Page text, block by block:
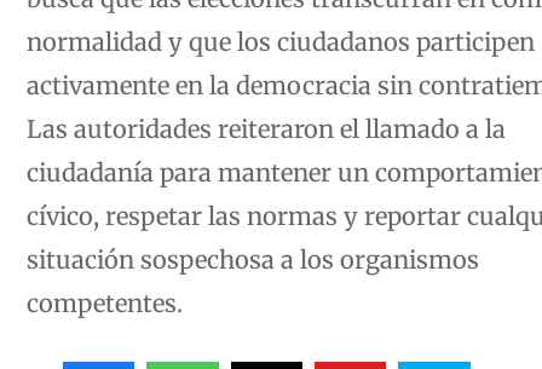
normalidad y que los ciudadanos participen
activamente en la democracia sin
Las autoridades reiteraron el llamado a la
ciudadanía para mantener un
cívico, respetar las normas y reportar
situación sospechosa a los organismos
competentes.